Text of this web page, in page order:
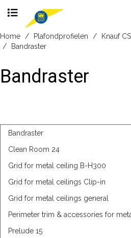
Skip
to
Home Plafondprofielen Knauf CS
Bandraster
Bandraster
Bandraster
Clean Room 24
Grid for metal ceiling B-H300
Grid for metal ceilings Clip-in
Grid for metal ceilings general
Perimeter trim & accessories for
Prelude 15